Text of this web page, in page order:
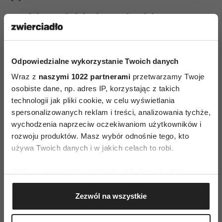
Odpowiedzialne wykorzystanie Twoich danych
Wraz z naszymi 1022 partnerami przetwarzamy Twoje
osobiste dane, np. adres IP, korzystając z takich
technologii jak pliki cookie, w celu wyświetlania
spersonalizowanych reklam i treści, analizowania tychże,
wychodzenia naprzeciw oczekiwaniom użytkowników i
rozwoju produktów. Masz wybór odnośnie tego, kto
używa Twoich danych i w jakich celach to robi.
Gromadzić dane dotyczące Twojej lokalizacji
geograficznej z dokładnością nawet do kilku metrów
Identyfikować Twoje urządzenie, aktywnie
Zezwól na wszystkie
Meble – niskie i z połyskiem
Rozwiązaniem uniwersalnym są niskie, proste,
Zapomnijmy o szafach. Chyba, że będą wyrastać
z podłogi i sięgać sufitu, a dodatkowo
pomalujemy je połyskującym lakierem. Wtedy w
ich frontach odbije się wnętrze mieszkania lub –
jeszcze lepiej – widok za oknem.
Wyobraźmy sobie nieduży salon z linią takich
ściany. W pobliżu znajduje się rozłożysta
podłodze. Właśnie z sufitu a nie znad samego